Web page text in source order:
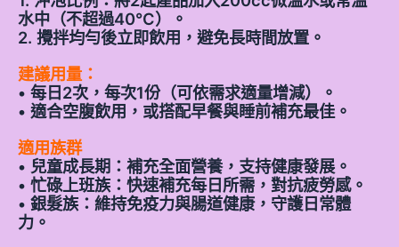
水中（不超過40°C）。
2. 攪拌均勻後立即飲用，避免長時間放置。
建議用量：
• 每日2次，每次1份（可依需求適量增減）。
• 適合空腹飲用，或搭配早餐與睡前補充最佳。
適用族群
• 兒童成長期：補充全面營養，支持健康發展。
• 忙碌上班族：快速補充每日所需，對抗疲勞感。
• 銀髮族：維持免疫力與腸道健康，守護日常體
力。